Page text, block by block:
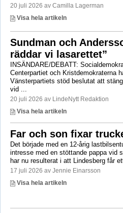
20 juli 2026 av Camilla Lagerman
Visa hela artikeln
Sundman och
räddar vi lasarettet”
INSÄNDARE/DEBATT:
Centerpartiet och Kristdemokraterna
Vänsterpartiets stöd beslutat att
vid ...
20 juli 2026 av LindeNytt Redaktion
Visa hela artikeln
Far och son fixar
Det började med en 12-årig
intresse med en stöttande pappa vid
har nu resulterat i att Lindesberg får
17 juli 2026 av Jennie Einarsson
Visa hela artikeln